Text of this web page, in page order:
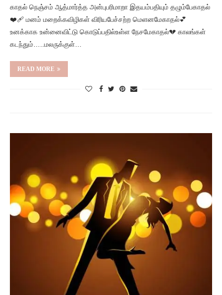
காதல் நெஞ்சம் ஆத்மார்த்த அன்புபரிமாறா இதயம்பதியும் தழும்பேகாதல்
❤️‍🩹 மனம் மறைக்கவிழிகள் விரியபேச்சற்ற மெளனமேகாதல்💕
உனக்காக உன்னைவிட்டு கொடுப்பதில்உள்ள நேசமேகாதல்💔 காலங்கள்
கடந்தும்…..மலருக்குள்…
READ MORE